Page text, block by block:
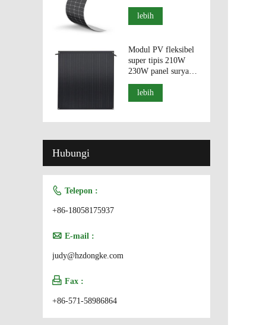
375W dari Cina
lebih
Modul PV fleksibel
super tipis 210W
230W panel surya
lebih
Hubungi
 Telepon :
+86-18058175937
 E-mail :
judy@hzdongke.com
 Fax :
+86-571-58986864